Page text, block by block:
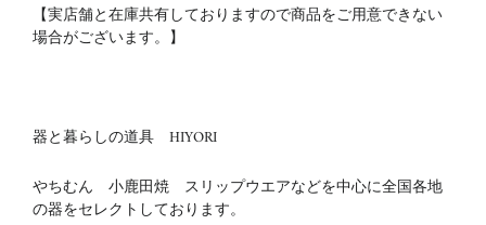
【実店舗と在庫共有しておりますので商品をご用意できない
場合がございます。】
器と暮らしの道具 HIYORI
やちむん 小鹿田焼 スリップウエアなどを中心に全国各地
の器をセレクトしております。